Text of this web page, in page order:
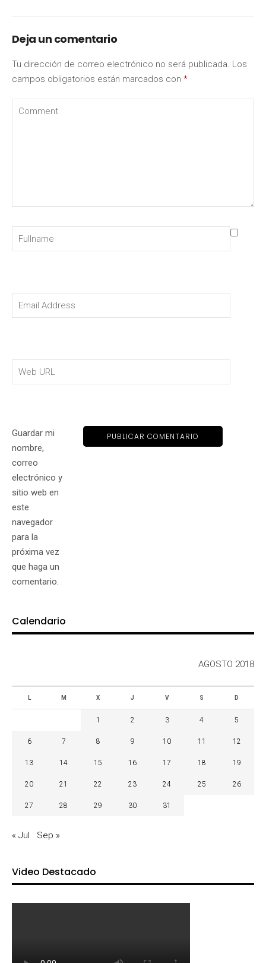
Deja un comentario
Tu dirección de correo electrónico no será publicada. Los
campos obligatorios están marcados con *
Guardar mi
nombre,
correo
electrónico y
sitio web en
este
navegador
para la
próxima vez
que haga un
comentario.
Calendario
AGOSTO 2018
L M X J V S D
1 2 3 4 5
6 7 8 9 10 11 12
13 14 15 16 17 18 19
20 21 22 23 24 25 26
27 28 29 30 31
« Jul Sep »
Video Destacado